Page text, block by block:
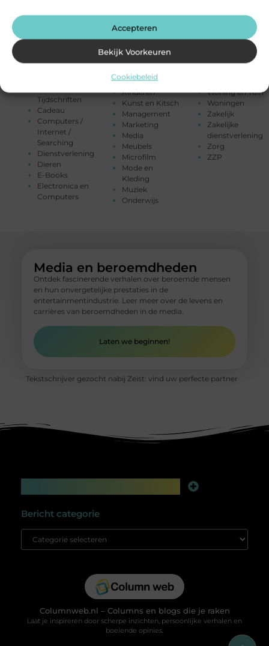
Accepteren
Bekijk Voorkeuren
Cookiebeleid
Tijdschriften
Cadeau
Computers /
Internet /
Searching
Dienstverlening
Dieren
E-Books
Electronica en
Computers
Horeca
Huishoudelijk
Humor
Industrie
marketing
Kinderen
Kunst en Kitsch
Management
Marketing
Media
Meubels
Microfilm
Mode en
Kleding
Muziek
Onderwijs
buitenleven
Vakantie
Woning en Tuin
Woningen
Zakelijk
Zakelijke
dienstverlening
Zorg
ZZP
Media en beroemdheden
Ontdek fascinerende verhalen over beroemde mensen
en hun onvergetelijke prestaties in de
entertainmentindustrie. Leer meer over de levens en
carrières van beroemdheden in de media.
Laten we beginnen!
Tekstschrijver gezocht nabij Zeist: vind uw perfecte partner
Bericht categorie
Columnweb.nl – Columns en blogs die je raken
Laat je inspireren door scherpe inzichten, persoonlijke verhalen en
boeiende opinies.